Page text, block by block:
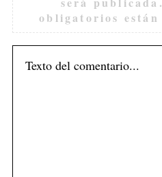
obligatorios están